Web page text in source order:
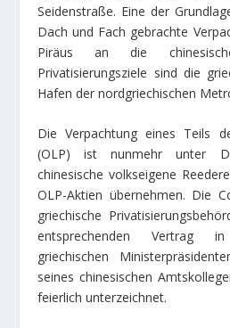
Seidenstraße. Eine der
Dach und Fach gebrachte
Piräus an die
Privatisierungsziele sind die
Hafen der nordgriechischen
Die Verpachtung eines Teils
(OLP) ist nunmehr unter
chinesische volkseigene
OLP-Aktien übernehmen. Die
griechische
entsprechenden Vertrag
griechischen
seines chinesischen
feierlich unterzeichnet.